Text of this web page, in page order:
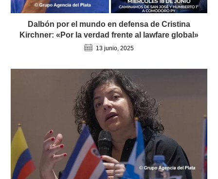
Dalbón por el mundo en defensa de Cristina
Kirchner: «Por la verdad frente al lawfare global»
13 junio, 2025